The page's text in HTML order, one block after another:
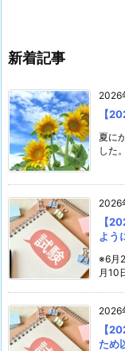
新着記事
2026
【
夏に
した
2026
【
よう
※6月
月10
2026
【
ため